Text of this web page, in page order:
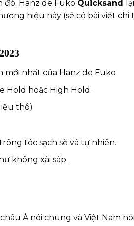
đó. Hanz de Fuko Quicksand
hiệu này (sẽ có bài viết chi
mới nhất của Hanz de Fuko
Hold hoặc High Hold.
thô)
tóc sạch sẽ và tự nhiên.
không xài sáp.
Á nói chung và Việt Nam